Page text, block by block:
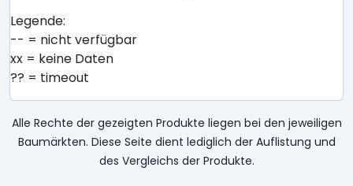
Legende:
-- = nicht verfügbar
xx = keine Daten
?? = timeout
Alle Rechte der gezeigten Produkte liegen bei den jeweiligen
Baumärkten. Diese Seite dient lediglich der Auflistung und
des Vergleichs der Produkte.